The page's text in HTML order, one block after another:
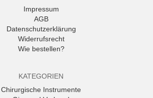
Impressum
AGB
Datenschutzerklärung
Widerrufsrecht
Wie bestellen?
KATEGORIEN
Chirurgische Instrumente